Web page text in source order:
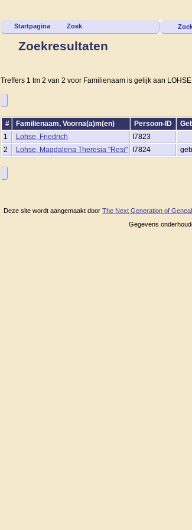
Startpagina Zoek
Zoekresultaten
Treffers 1 tm 2 van 2 voor Familienaam is gelijk aan LOHSE
# Familienaam, Voorna(a)m(en) Persoon-ID
1
Lohse, Friedrich I7823
2
Lohse, Magdalena Theresia "Resi" I7824
Deze site wordt aangemaakt door The Next Generation of
Gegevens